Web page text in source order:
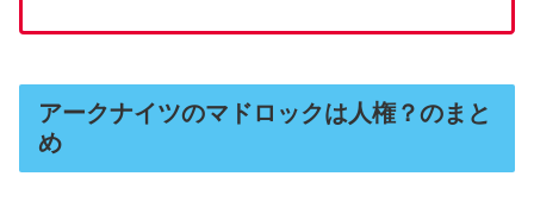
アークナイツのマドロックは人権？のまと
め